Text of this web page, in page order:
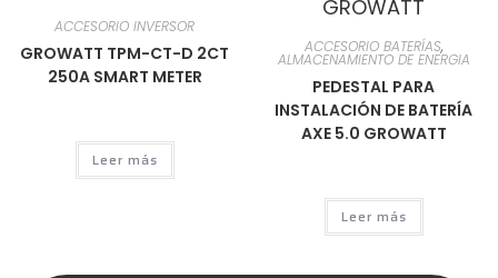
ACCESORIO INVERSOR
GROWATT TPM-CT-D 2CT
250A SMART METER
Leer más
ACCESORIO BATERÍAS,
ALMACENAMIENTO DE ENERGIA
PEDESTAL PARA
INSTALACIÓN DE BATERÍA
AXE 5.0 GROWATT
Leer más